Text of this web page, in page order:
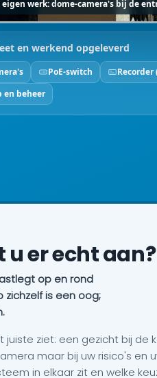
eigen werk: dome-camera's bij de
en werkend opgeleverd
PoE-switch
Recorder
en beheer
er echt aan?
op en rond
is een oog;
ziet: een gezicht bij de
maar bij uw risico's en
in elkaar zit en welke